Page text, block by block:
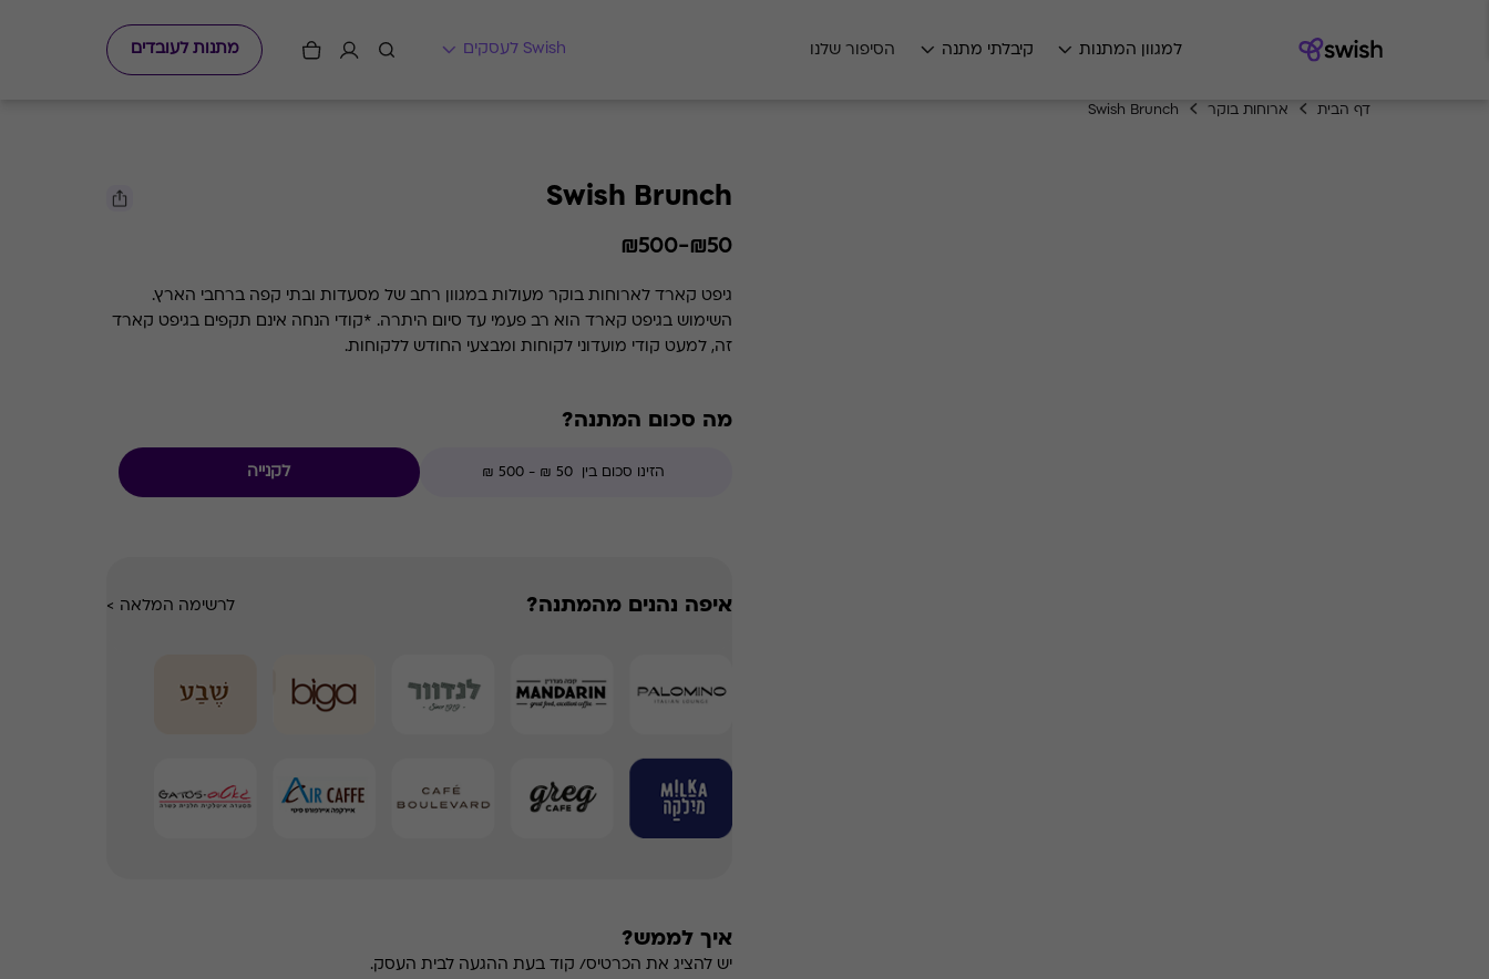
למגוון המתנות קיבלתי מתנה הסיפור שלנו Swish לעסקים מתנות לעובדים
דף הבית ארוחות בוקר Swish Brunch
Swish Brunch
₪50-₪500
גיפט קארד לארוחות בוקר מעולות במגוון רחב של מסעדות ובתי קפה ברחבי הארץ.
השימוש בגיפט קארד הוא רב פעמי עד סיום היתרה. *קודי הנחה אינם תקפים בגיפט קארד
זה, למעט קודי מועדוני לקוחות ומבצעי החודש ללקוחות.
מה סכום המתנה?
לקנייה
איפה נהנים מהמתנה? לרשימה המלאה >
איך לממש?
יש להציג את הכרטיס/ קוד בעת ההגעה לבית העסק.